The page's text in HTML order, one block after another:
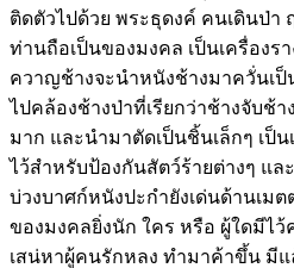
ติดตัวไปด้วย พระธุดงค์ คนเดินป่า
ท่านถือเป็นของมงคล เป็นเครื่อง
ควาญช้างจะนำหนังช้างมาควั่นเ
ไปคล้องช้างป่าที่เรียกว่าช้างจับช้
มาก และนำมาตัดเป็นชิ้นเล็กๆ เป็
ไว้สำหรับป้องกันสัตว์ร้ายต่างๆ แล
บ่วงบาศก์หนังปะกำยังเด่นด้านเม
ของมงคลยิ่งนัก ใคร หรือ ผู้ใดมีไ
เสน่หาผู้คนรักหลง ทำมาค้าขึ้น มี